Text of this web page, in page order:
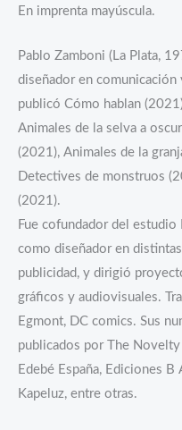
En imprenta mayúscula.
Pablo Zamboni (La Plata,
diseñador en
publicó Cómo hablan
Animales de la selva a
(2021), Animales de la
Detectives de monstruos
(2021).
Fue cofundador del estudio
como diseñador en
publicidad, y dirigió
gráficos y audiovisuales.
Egmont, DC comics. Sus
publicados por The
Edebé España, Ediciones
Kapeluz, entre otras.